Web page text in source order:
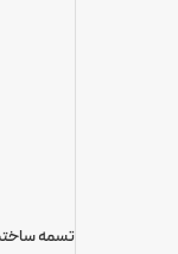
تسمه